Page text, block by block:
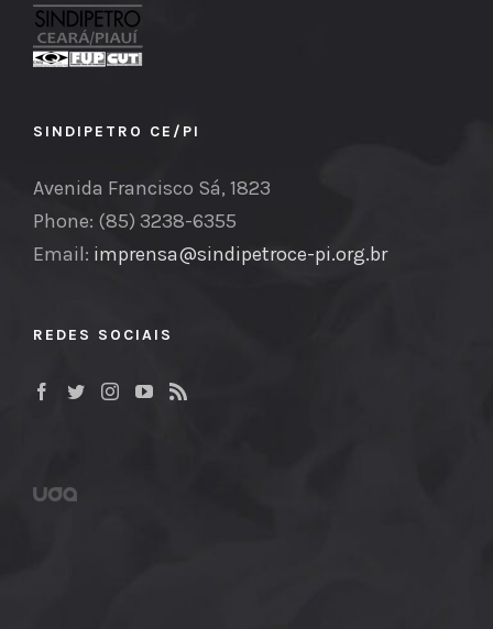
SINDIPETRO CE/PI
Avenida Francisco Sá, 1823
Phone: (85) 3238-6355
Email: imprensa@sindipetroce-pi.org.br
REDES SOCIAIS